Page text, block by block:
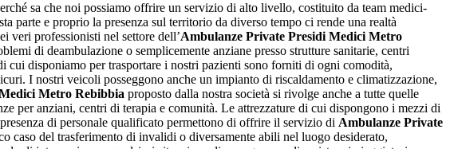
sa che noi possiamo offrire un servizio di alto livello, costituito da team medici-
parte e proprio la presenza sul territorio da diverso tempo ci rende una realtà
veri professionisti nel settore dell’Ambulanze Private Presidi Medici Metro
di deambulazione o semplicemente anziane presso strutture sanitarie, centri
disponiamo per trasportare i nostri pazienti sono forniti di ogni comodità,
I nostri veicoli posseggono anche un impianto di riscaldamento e climatizzazione,
Metro Rebibbia proposto dalla nostra società si rivolge anche a tutte quelle
per anziani, centri di terapia e comunità. Le attrezzature di cui dispongono i mezzi di
di personale qualificato permettono di offrire il servizio di Ambulanze Private
caso del trasferimento di invalidi o diversamente abili nel luogo desiderato,